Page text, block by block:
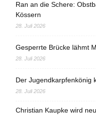
Ran an die Schere:
Kössern
28. Juli 2026
Gesperrte Brücke lähmt
28. Juli 2026
Der Jugendkarpfenkönig
28. Juli 2026
Christian Kaupke wird